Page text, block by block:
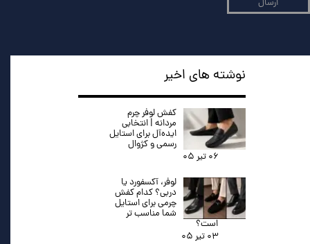
ارسال
نوشته های اخیر
کفش لوفر چرم
مردانه | انتخابی
ایده‌آل برای استایل
رسمی و کژوال
۰۶ تیر ۰۵
لوفر، آکسفورد یا
دربی؟ کدام کفش
چرمی برای استایل
شما مناسب تر
است؟
۰۳ تیر ۰۵